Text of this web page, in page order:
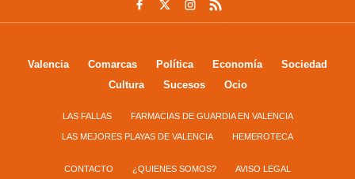
Valencia Comarcas Política Economía
Sociedad
Cultura
Sucesos Ocio
LAS FALLAS FARMACIAS DE GUARDIA EN VALENCIA
LAS MEJORES PLAYAS DE VALENCIA HEMEROTECA
CONTACTO ¿QUIENES SOMOS? AVISO LEGAL